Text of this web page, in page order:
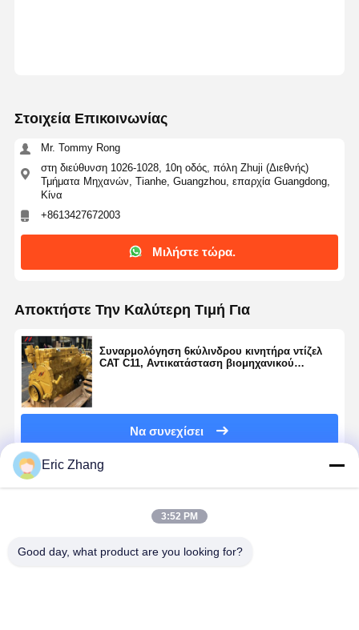
Στοιχεία Επικοινωνίας
Mr. Tommy Rong
στη διεύθυνση 1026-1028, 10η οδός, πόλη Zhuji (Διεθνής)
Τμήματα Μηχανών, Tianhe, Guangzhou, επαρχία Guangdong,
Κίνα
+8613427672003
Μιλήστε τώρα.
Αποκτήστε Την Καλύτερη Τιμή Για
Συναρμολόγηση 6κύλινδρου κινητήρα ντίζελ
CAT C11, Αντικατάσταση βιομηχανικού
Να συνεχίσει
Συνιστώμενα Προϊόντα
Eric Zhang
3:52 PM
Good day, what product are you looking for?